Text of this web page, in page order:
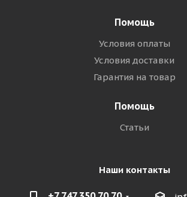
Помощь
Условия оплаты
Условия доставки
Гарантия на товар
Помощь
Статьи
Наши контакты